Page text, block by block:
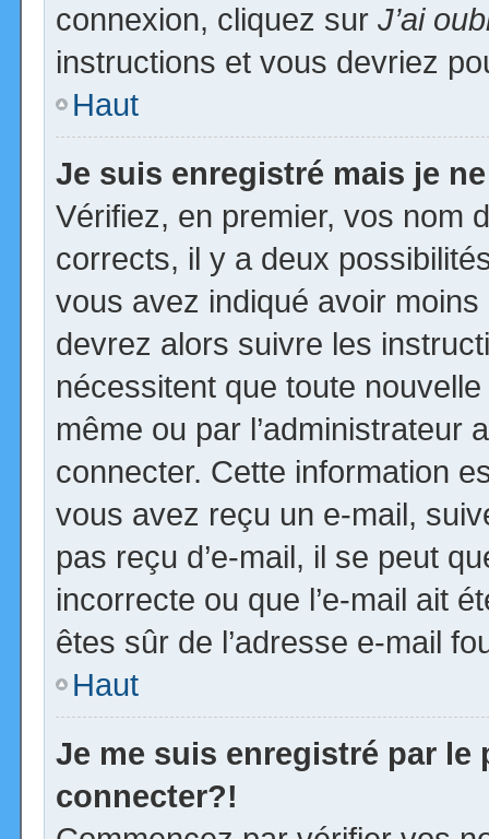
connexion, cliquez sur J’ai
instructions et vous devriez
Haut
Je suis enregistré mais je
Vérifiez, en premier, vos nom
corrects, il y a deux
vous avez indiqué avoir
devrez alors suivre les
nécessitent que toute
même ou par l’administrateur
connecter. Cette information
vous avez reçu un e-mail,
pas reçu d’e-mail, il se peut
incorrecte ou que l’e-mail ait
êtes sûr de l’adresse e-mail
Haut
Je me suis enregistré par le
connecter?!